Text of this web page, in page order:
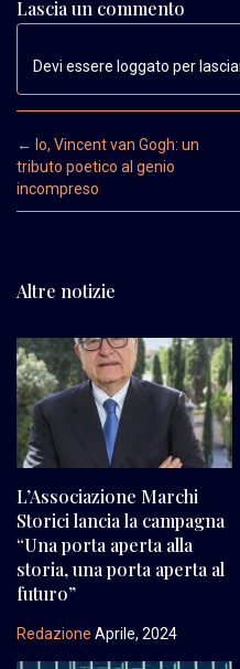
Lascia un commento
Devi essere loggato per
Post navigation
← Io, Vincent van Gogh: un
tributo poetico al genio
incompreso
Altre notizie
L’Associazione Marchi
Storici lancia la campagna
“Una porta aperta alla
storia, una porta aperta al
futuro”
Redazione Aprile, 2024